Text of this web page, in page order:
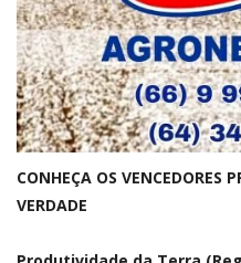
CONHEÇA OS VENCEDORES
VERDADE